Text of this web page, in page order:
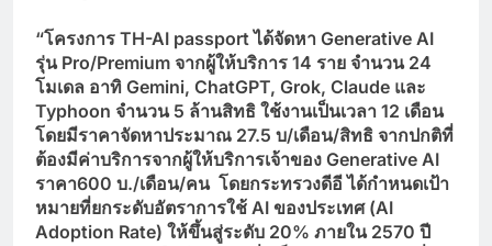
“โครงการ TH-AI passport ได้จัดหา Generative AI
รุ่น Pro/Premium จากผู้ให้บริการ 14 ราย จำนวน 24
โมเดล อาทิ Gemini, ChatGPT, Grok, Claude และ
Typhoon จำนวน 5 ล้านสิทธิ ใช้งานเป็นเวลา 12 เดือน
โดยมีราคาจัดหาประมาณ 27.5 บ/เดือน/สิทธิ จากปกติที่
ต้องมีค่าบริการจากผู้ให้บริการเจ้าของ Generative AI
ราคา600 บ./เดือน/คน โดยกระทรวงดีอี ได้กำหนดเป้า
หมายที่ยกระดับอัตราการใช้ AI ของประเทศ (AI
Adoption Rate) ให้ขึ้นสู่ระดับ 20% ภายใน 2570 ปี